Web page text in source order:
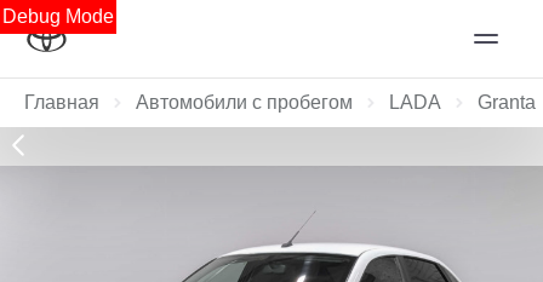
Debug Mode
Главная Автомобили с пробегом LADA Granta